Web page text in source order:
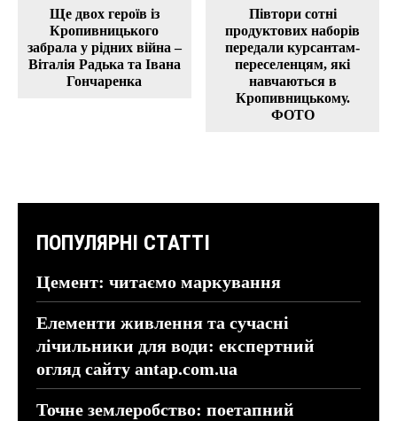
Ще двох героїв із
Кропивницького
забрала у рідних війна –
Віталія Радька та Івана
Гончаренка
Півтори сотні
продуктових наборів
передали курсантам-
переселенцям, які
навчаються в
Кропивницькому.
ФОТО
ПОПУЛЯРНІ СТАТТІ
Цемент: читаємо маркування
Елементи живлення та сучасні
лічильники для води: експертний
огляд сайту antap.com.ua
Точне землеробство: поетапний